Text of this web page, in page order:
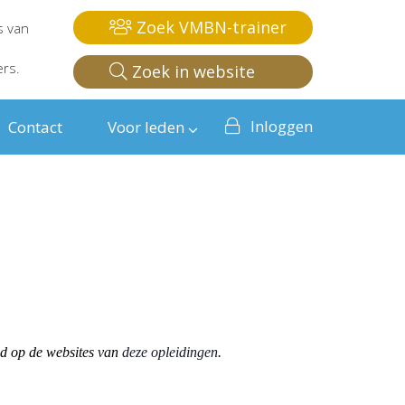
van
Zoek VMBN-trainer
Zoek in website
Contact Voor leden Inloggen
op de websites van deze opleidingen.